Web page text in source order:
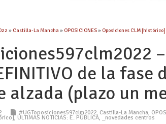
» Castilla-La Mancha » OPOSICIONES» Oposiciones CLM [histórico]
de la fase
alzada (plazo un
#UGToposiciones597clm2022, Castilla-La Mancha,
, ÚLTIMAS NOTICIAS: E. PÚBLICA, _novedades centros